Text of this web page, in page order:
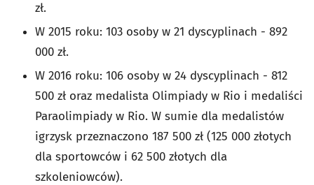
zł.
W 2015 roku: 103 osoby w 21 dyscyplinach - 892
000 zł.
W 2016 roku: 106 osoby w 24 dyscyplinach - 812
500 zł oraz medalista Olimpiady w Rio i medaliści
Paraolimpiady w Rio. W sumie dla medalistów
igrzysk przeznaczono 187 500 zł (125 000 złotych
dla sportowców i 62 500 złotych dla
szkoleniowców).